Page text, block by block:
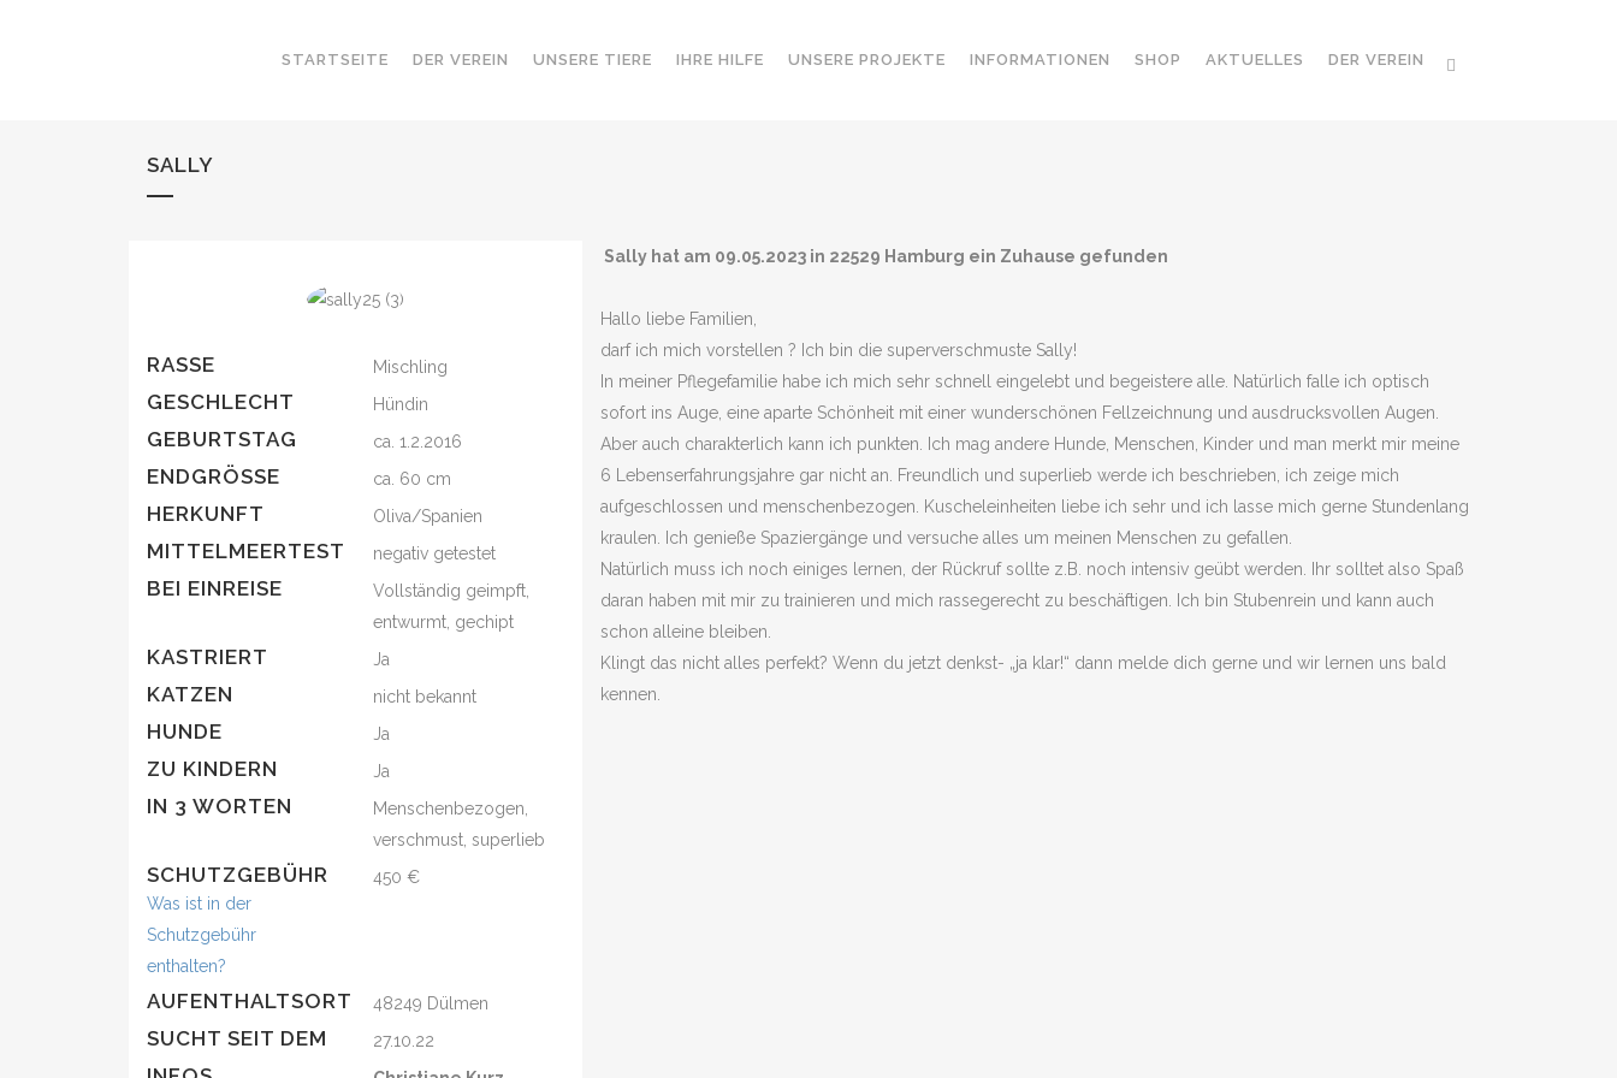
STARTSEITE DER VEREIN UNSERE TIERE IHRE HILFE UNSERE PROJEKTE INFORMATIONEN SHOP AKTUELLES DER VEREIN
SALLY
RASSE Mischling
GESCHLECHT Hündin
GEBURTSTAG ca. 1.2.2016
ENDGRÖSSE ca. 60 cm
HERKUNFT Oliva/Spanien
MITTELMEERTEST negativ getestet
BEI EINREISE
Vollständig geimpft,
entwurmt, gechipt
KASTRIERT Ja
KATZEN nicht bekannt
HUNDE Ja
ZU KINDERN Ja
IN 3 WORTEN
Menschenbezogen,
verschmust, superlieb
SCHUTZGEBÜHR
Was ist in der
Schutzgebühr
enthalten?
450 €
AUFENTHALTSORT 48249 Dülmen
SUCHT SEIT DEM 27.10.22
Sally hat am 09.05.2023 in 22529 Hamburg ein Zuhause gefunden
Hallo liebe Familien,
darf ich mich vorstellen ? Ich bin die superverschmuste Sally!
In meiner Pflegefamilie habe ich mich sehr schnell eingelebt und begeistere alle. Natürlich falle ich optisch
sofort ins Auge, eine aparte Schönheit mit einer wunderschönen Fellzeichnung und ausdrucksvollen Augen.
Aber auch charakterlich kann ich punkten. Ich mag andere Hunde, Menschen, Kinder und man merkt mir meine
6 Lebenserfahrungsjahre gar nicht an. Freundlich und superlieb werde ich beschrieben, ich zeige mich
aufgeschlossen und menschenbezogen. Kuscheleinheiten liebe ich sehr und ich lasse mich gerne Stundenlang
kraulen. Ich genieße Spaziergänge und versuche alles um meinen Menschen zu gefallen.
Natürlich muss ich noch einiges lernen, der Rückruf sollte z.B. noch intensiv geübt werden. Ihr solltet also Spaß
daran haben mit mir zu trainieren und mich rassegerecht zu beschäftigen. Ich bin Stubenrein und kann auch
schon alleine bleiben.
Klingt das nicht alles perfekt? Wenn du jetzt denkst- „ja klar!“ dann melde dich gerne und wir lernen uns bald
kennen.